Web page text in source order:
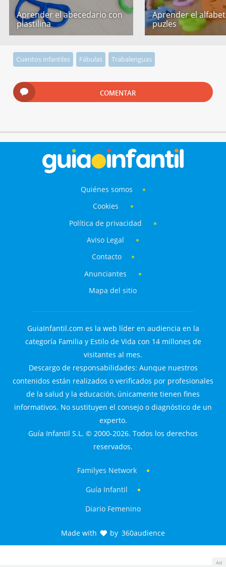
Aprender el abecedario con
plastilina
Aprender el
puzles
Cuentos infantiles Fábulas Trabalenguas
COMENTAR
Ad
Quiénes somos
Cookies
Política de privacidad
Aviso Legal
Contacto
Anunciantes
Mapa del sitio
GuiaInfantil.com es la web líder en audiencia en la
categoría Familia y Estilo de Vida con 14 millones de
visitantes al mes.
Descargo de responsabilidades: Aunque nuestros
contenidos están realizados o verificados por profesionales
de la salud y la educación, únicamente tienen fines
informativos. No sustituyen el consejo o diagnóstico de un
experto.
Guía Infantil S.L. © 2000-2026. Todos los derechos
reservados.
Familyes Network
Guía Infantil
Diario Femenino
Made with by 360audience